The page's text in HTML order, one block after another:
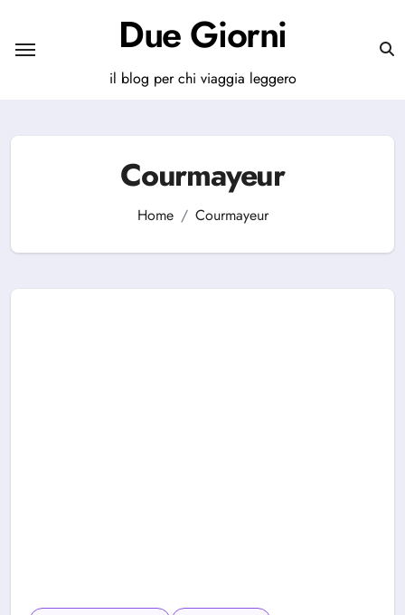
contenuto
Due Giorni
il blog per chi viaggia leggero
Courmayeur
Home Courmayeur